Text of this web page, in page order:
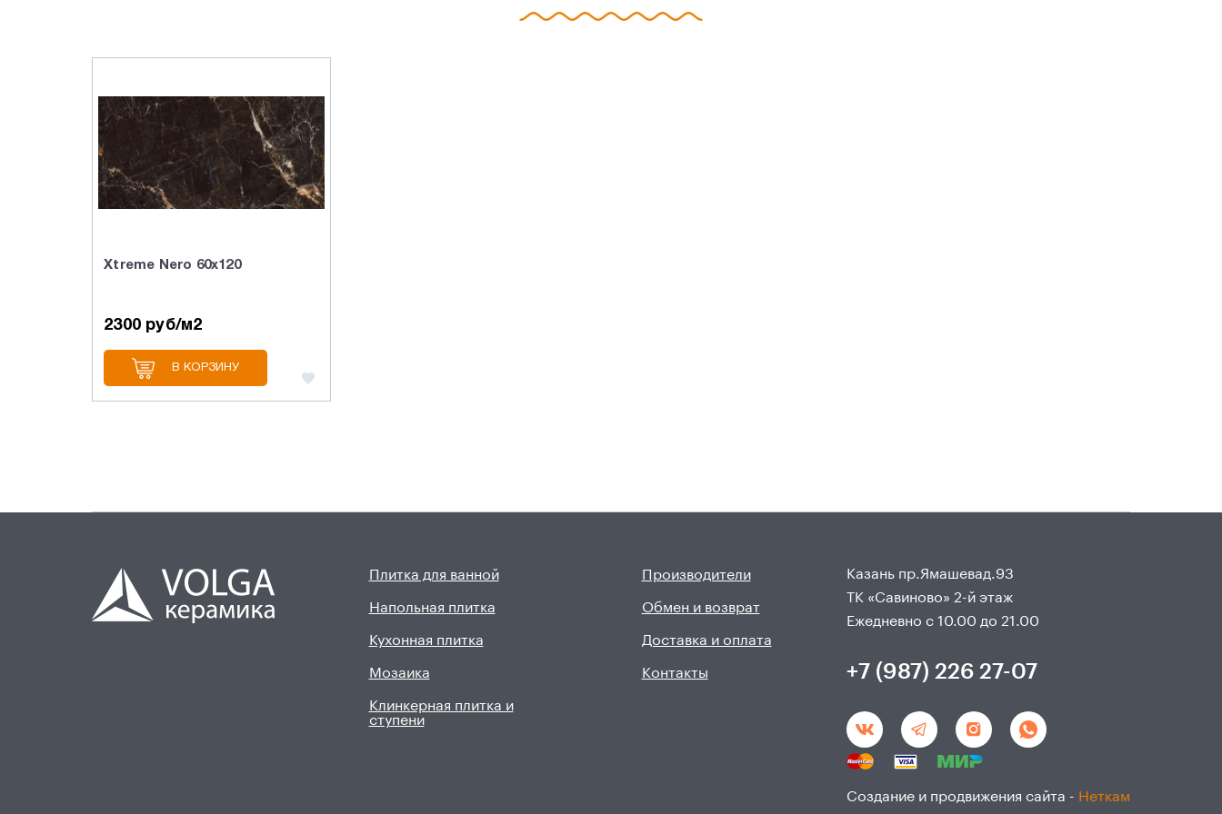
Xtreme Nero 60х120
2300 руб/м2
В КОРЗИНУ
Плитка для ванной
Напольная плитка
Кухонная плитка
Мозаика
Клинкерная плитка и
ступени
Производители
Обмен и возврат
Доставка и оплата
Контакты
Казань пр.Ямашевад.93
ТК «Савиново» 2-й этаж
Ежедневно с 10.00 до 21.00
+7 (987) 226 27-07
Создание и продвижения сайта - Неткам